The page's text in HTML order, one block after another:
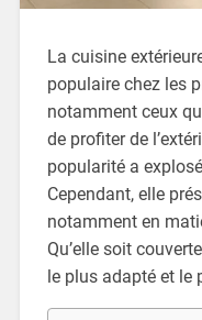
La cuisine
populaire chez les
notamment ceux
de profiter de
popularité a
Cependant, elle
notamment en
Qu’elle soit
le plus adapté et le